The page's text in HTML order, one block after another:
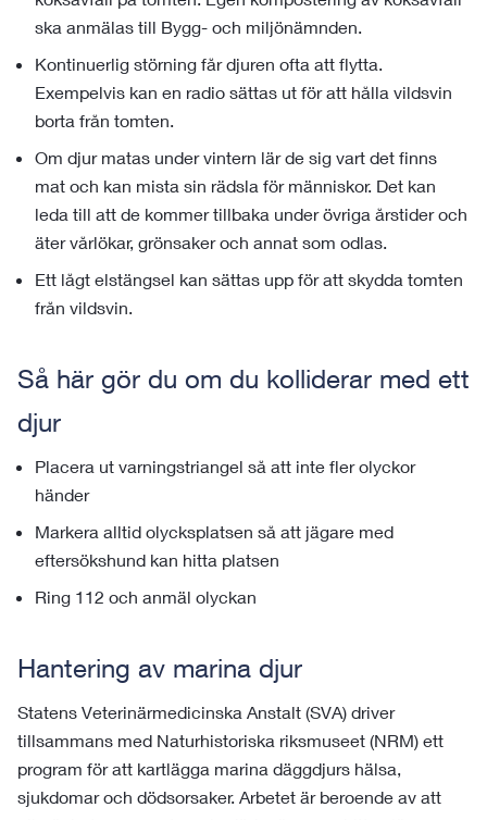
ska anmälas till Bygg- och miljönämnden.
Kontinuerlig störning får djuren ofta att flytta.
Exempelvis kan en radio sättas ut för att hålla vildsvin
borta från tomten.
Om djur matas under vintern lär de sig vart det finns
mat och kan mista sin rädsla för människor. Det kan
leda till att de kommer tillbaka under övriga årstider och
äter vårlökar, grönsaker och annat som odlas.
Ett lågt elstängsel kan sättas upp för att skydda tomten
från vildsvin.
Så här gör du om du kolliderar med ett
djur
Placera ut varningstriangel så att inte fler olyckor
händer
Markera alltid olycksplatsen så att jägare med
eftersökshund kan hitta platsen
Ring 112 och anmäl olyckan
Hantering av marina djur
Statens Veterinärmedicinska Anstalt (SVA) driver
tillsammans med Naturhistoriska riksmuseet (NRM) ett
program för att kartlägga marina däggdjurs hälsa,
sjukdomar och dödsorsaker. Arbetet är beroende av att